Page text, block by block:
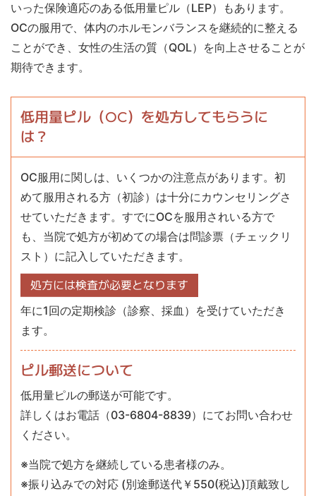
いった保険適応のある低用量ピル（LEP）もあります。
OCの服用で、体内のホルモンバランスを継続的に整える
ことができ、女性の生活の質（QOL）を向上させることが
期待できます。
低用量ピル（OC）を処方してもらうに
は？
OC服用に関しは、いくつかの注意点があります。初
めて服用される方（初診）は十分にカウンセリングさ
せていただきます。すでにOCを服用されいる方で
も、当院で処方が初めての場合は問診票（チェックリ
スト）に記入していただきます。
処方には検査が必要となります
年に1回の定期検診（診察、採血）を受けていただき
ます。
ピル郵送について
低用量ピルの郵送が可能です。
詳しくはお電話（03-6804-8839）にてお問い合わせ
ください。
※当院で処方を継続している患者様のみ。
※振り込みでの対応 (別途郵送代￥550(税込)頂戴致し